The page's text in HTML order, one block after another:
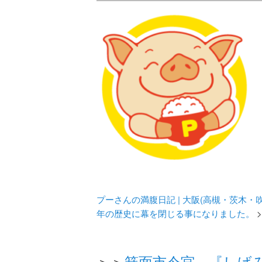
プーさんの満
豊中・箕面)
化してます。
プーさんの満腹日記 | 大阪(高槻・茨木・
年の歴史に幕を閉じる事になりました。